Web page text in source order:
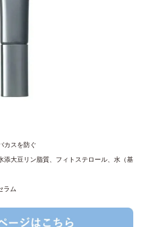
カスを防ぐ
大豆リン脂質、フィトステロール、水（基
ラム